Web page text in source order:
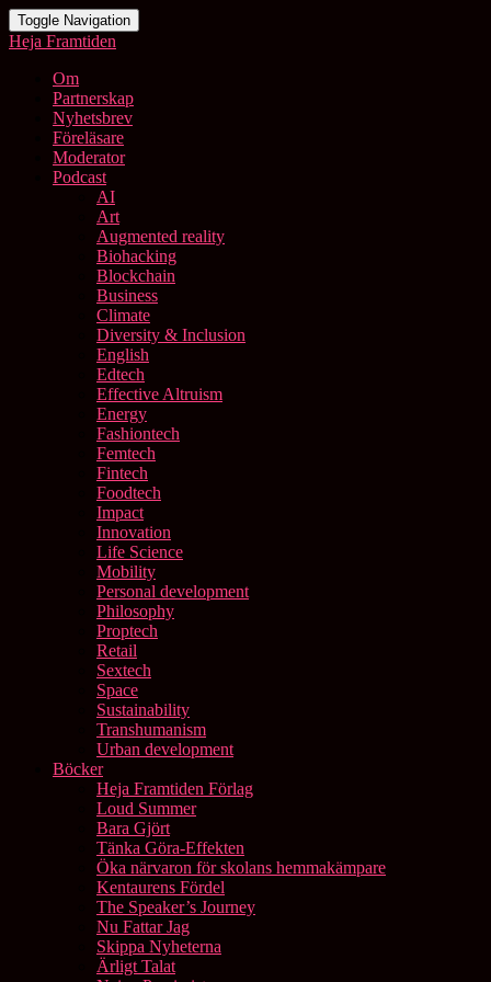
Toggle Navigation
Heja Framtiden
Om
Partnerskap
Nyhetsbrev
Föreläsare
Moderator
Podcast
AI
Art
Augmented reality
Biohacking
Blockchain
Business
Climate
Diversity & Inclusion
English
Edtech
Effective Altruism
Energy
Fashiontech
Femtech
Fintech
Foodtech
Impact
Innovation
Life Science
Mobility
Personal development
Philosophy
Proptech
Retail
Sextech
Space
Sustainability
Transhumanism
Urban development
Böcker
Heja Framtiden Förlag
Loud Summer
Bara Gjört
Tänka Göra-Effekten
Öka närvaron för skolans hemmakämpare
Kentaurens Fördel
The Speaker’s Journey
Nu Fattar Jag
Skippa Nyheterna
Ärligt Talat